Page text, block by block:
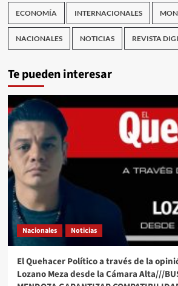
ECONOMÍA INTERNACIONALES
NACIONALES NOTICIAS REVISTA
Te pueden interesar
Nacionales Noticias
El Quehacer Político a través de la
Lozano Meza desde la Cámara Alta///